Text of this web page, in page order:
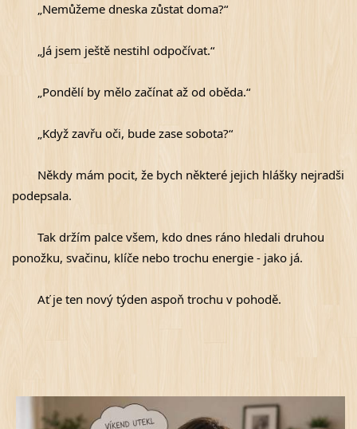
	„Nemůžeme dneska zůstat doma?“
	„Já jsem ještě nestihl odpočívat.“
	„Pondělí by mělo začínat až od oběda.“
	„Když zavřu oči, bude zase sobota?“
podepsala.
ponožku, svačinu, klíče nebo trochu energie - jako já.
	Ať je ten nový týden aspoň trochu v pohodě.